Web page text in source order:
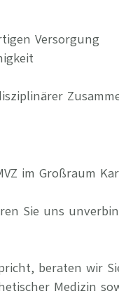
Versorgung
im Großraum
Sie uns
beraten wir
Medizin